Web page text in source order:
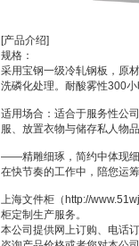
[产品介绍]
规格：
采用宝钢一级冷轧钢板，原
洗磷化处理。耐酸雾性300
适用场合：适合于服务性公
服、放置衣物与储存私人物
——精雕细琢，简约中体现细
在快节奏的工作中，陪您运
上海文件柜（http://
柜定制生产服务。
本公司提供网上订购、电话